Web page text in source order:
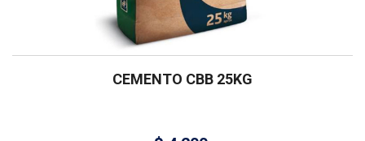
CEMENTO CBB 25KG